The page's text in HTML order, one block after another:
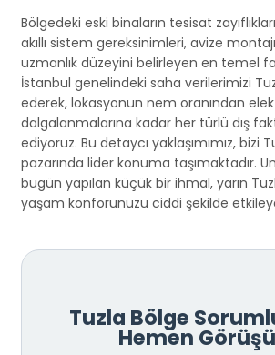
Bölgedeki eski binaların tesisat
akıllı sistem gereksinimleri, avize
uzmanlık düzeyini belirleyen en temel
İstanbul genelindeki saha verilerimizi
ederek, lokasyonun nem oranından
dalgalanmalarına kadar her türlü dış
ediyoruz. Bu detaycı yaklaşımımız, bizi
pazarında lider konuma taşımaktadır.
bugün yapılan küçük bir ihmal, yarın
yaşam konforunuzu ciddi şekilde
Tuzla Bölge
Hemen